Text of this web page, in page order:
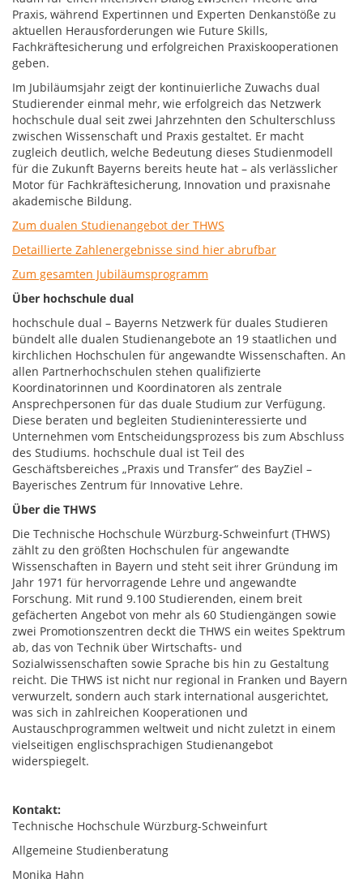
Praxis, während Expertinnen und Experten Denkanstöße zu
aktuellen Herausforderungen wie Future Skills,
Fachkräftesicherung und erfolgreichen Praxiskooperationen
geben.
Im Jubiläumsjahr zeigt der kontinuierliche Zuwachs dual
Studierender einmal mehr, wie erfolgreich das Netzwerk
hochschule dual seit zwei Jahrzehnten den Schulterschluss
zwischen Wissenschaft und Praxis gestaltet. Er macht
zugleich deutlich, welche Bedeutung dieses Studienmodell
für die Zukunft Bayerns bereits heute hat – als verlässlicher
Motor für Fachkräftesicherung, Innovation und praxisnahe
akademische Bildung.
Zum dualen Studienangebot der THWS
Detaillierte Zahlenergebnisse sind hier abrufbar
Zum gesamten Jubiläumsprogramm
Über hochschule dual
hochschule dual – Bayerns Netzwerk für duales Studieren
bündelt alle dualen Studienangebote an 19 staatlichen und
kirchlichen Hochschulen für angewandte Wissenschaften. An
allen Partnerhochschulen stehen qualifizierte
Koordinatorinnen und Koordinatoren als zentrale
Ansprechpersonen für das duale Studium zur Verfügung.
Diese beraten und begleiten Studieninteressierte und
Unternehmen vom Entscheidungsprozess bis zum Abschluss
des Studiums. hochschule dual ist Teil des
Geschäftsbereiches „Praxis und Transfer“ des BayZiel –
Bayerisches Zentrum für Innovative Lehre.
Über die THWS
Die Technische Hochschule Würzburg-Schweinfurt (THWS)
zählt zu den größten Hochschulen für angewandte
Wissenschaften in Bayern und steht seit ihrer Gründung im
Jahr 1971 für hervorragende Lehre und angewandte
Forschung. Mit rund 9.100 Studierenden, einem breit
gefächerten Angebot von mehr als 60 Studiengängen sowie
zwei Promotionszentren deckt die THWS ein weites Spektrum
ab, das von Technik über Wirtschafts- und
Sozialwissenschaften sowie Sprache bis hin zu Gestaltung
reicht. Die THWS ist nicht nur regional in Franken und Bayern
verwurzelt, sondern auch stark international ausgerichtet,
was sich in zahlreichen Kooperationen und
Austauschprogrammen weltweit und nicht zuletzt in einem
vielseitigen englischsprachigen Studienangebot
widerspiegelt.
Kontakt:
Technische Hochschule Würzburg-Schweinfurt
Allgemeine Studienberatung
Monika Hahn